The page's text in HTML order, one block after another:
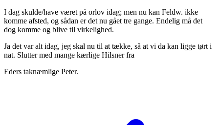
I dag skulde/have været på orlov idag; men nu kan Feldw. ikke
komme afsted, og sådan er det nu gået tre gange. Endelig må det
dog komme og blive til virkelighed.
Ja det var alt idag, jeg skal nu til at tække, så at vi da kan ligge tørt i
nat. Slutter med mange kærlige Hilsner fra
Eders taknæmlige Peter.